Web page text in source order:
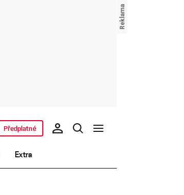
Extra
Předplatné